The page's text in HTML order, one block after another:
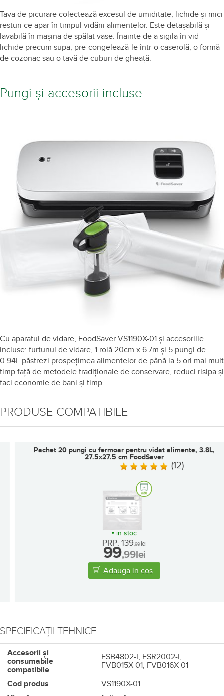
Tava de picurare colectează excesul de umiditate, lichide şi mici
resturi ce apar în timpul vidării alimentelor. Este detaşabilă şi
lavabilă în maşina de spălat vase. Înainte de a sigila în vid
lichide precum supa, pre-congelează-le într-o caserolă, o formă
de cozonac sau o tavă de cuburi de gheață.
Pungi și accesorii incluse
Cu aparatul de vidare, FoodSaver VS1190X-01 și accesoriile
incluse: furtunul de vidare, 1 rolă 20cm x 6.7m și 5 pungi de
0.94L păstrezi prospeţimea alimentelor de până la 5 ori mai mult
timp faţă de metodele tradiţionale de conservare, reduci risipa și
faci economie de bani şi timp.
PRODUSE COMPATIBILE
•in stoc
PRP: 139,99lei